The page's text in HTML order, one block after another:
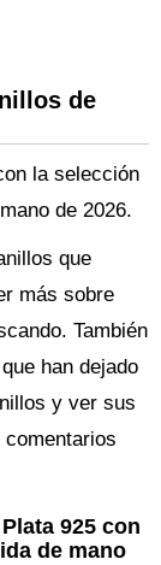
de
la selección
de 2026.
que
más sobre
También
han dejado
y ver sus
925 con
de mano